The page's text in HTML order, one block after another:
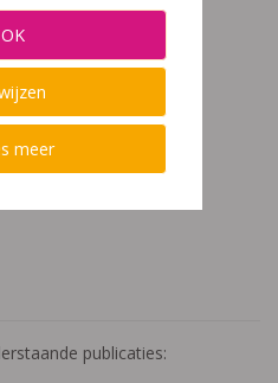
50
publicaties:
OK
meer